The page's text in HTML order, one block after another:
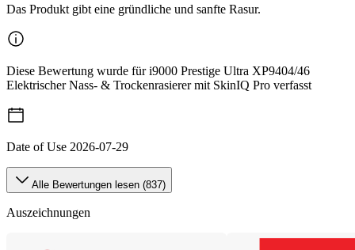
Das Produkt gibt eine gründliche und sanfte Rasur.
Diese Bewertung wurde für i9000 Prestige Ultra XP9404/46
Elektrischer Nass- & Trockenrasierer mit SkinIQ Pro verfasst
Date of Use 2026-07-29
Alle Bewertungen lesen (837)
Auszeichnungen